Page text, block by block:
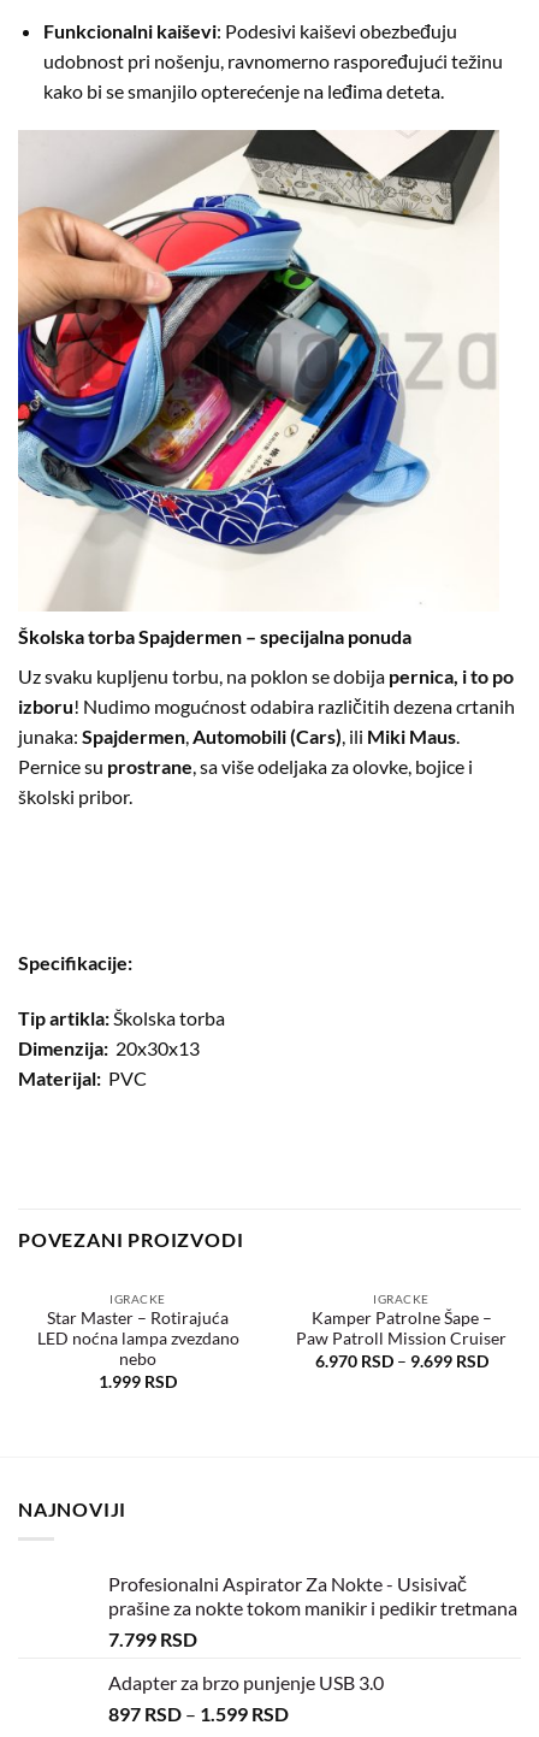
Funkcionalni kaiševi: Podesivi kaiševi obezbeđuju
udobnost pri nošenju, ravnomerno raspoređujući težinu
kako bi se smanjilo opterećenje na leđima deteta.
Školska torba Spajdermen – specijalna ponuda
Uz svaku kupljenu torbu, na poklon se dobija pernica, i to po
izboru! Nudimo mogućnost odabira različitih dezena crtanih
junaka: Spajdermen,Automobili (Cars), ili Miki Maus.
Pernice su prostrane, sa više odeljaka za olovke, bojice i
školski pribor.
Specifikacije:
Tip artikla: Školska torba
Dimenzija: 20x30x13
Materijal: PVC
POVEZANI PROIZVODI
Dodaj
IGRACKE
Star Master – Rotirajuća
LED noćna lampa zvezdano
nebo
1.999 RSD
Dodaj
u
željene
IGRACKE
Kamper Patrolne Šape –
Paw Patroll Mission Cruiser
6.970 RSD– 9.699 RSD
NAJNOVIJI
Profesionalni Aspirator Za Nokte - Usisivač
prašine za nokte tokom manikir i pedikir tretmana
7.799 RSD
Adapter za brzo punjenje USB 3.0
897 RSD – 1.599 RSD